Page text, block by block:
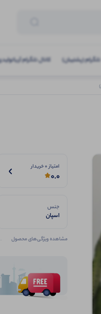
تلگرام (پشتیبان) کانال تلگرام
امتیاز 0 خریدار
0.0
جنس
اسپان
مشاهده ویژگی‌های محصول